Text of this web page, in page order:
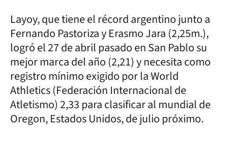
Layoy, que tiene el récord argentino junto a
Fernando Pastoriza y Erasmo Jara (2,25m.),
logró el 27 de abril pasado en San Pablo su
mejor marca del año (2,21) y necesita como
registro mínimo exigido por la World
Athletics (Federación Internacional de
Atletismo) 2,33 para clasificar al mundial de
Oregon, Estados Unidos, de julio próximo.